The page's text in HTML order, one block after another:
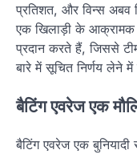
प्रतिशत, और विन्स अबव
एक खिलाड़ी के आक्रामक
प्रदान करते हैं, जिससे
बारे में सूचित निर्णय लेने में
बैटिंग एवरेज एक
बैटिंग एवरेज एक बुनियादी